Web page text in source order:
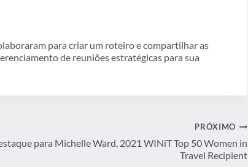
para criar um roteiro e compartilhar as
de reuniões estratégicas para sua
PRÓXIMO
para Michelle Ward, 2021 WINiT Top 50 Women in
Travel Recipient